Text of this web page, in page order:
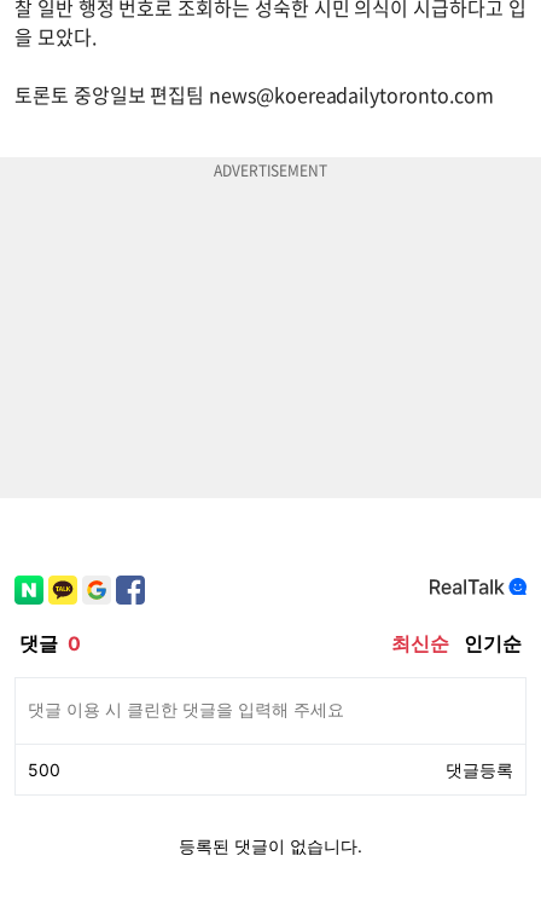
찰 일반 행정 번호로 조회하는 성숙한 시민 의식이 시급하다고 입
을 모았다.
토론토 중앙일보 편집팀 news@koereadailytoronto.com